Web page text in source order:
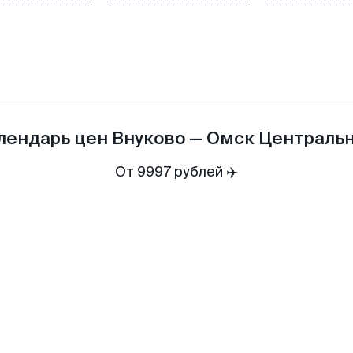
цен Внуково — Омск
От 9997 рублей ✈️